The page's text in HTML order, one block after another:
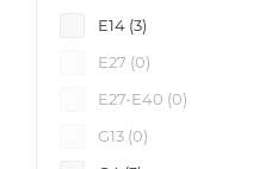
E14 (3)
E27 (0)
E27-E40 (0)
G13 (0)